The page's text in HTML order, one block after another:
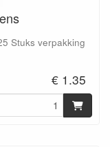
Stuks verpakking
€ 1.35